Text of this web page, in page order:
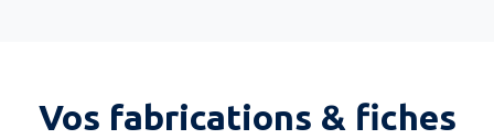
Vos fabrications & fiches